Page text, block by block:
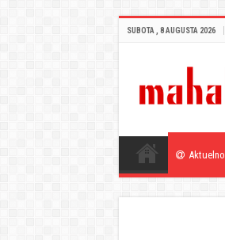
SUBOTA , 8 AUGUSTA 2026
Aktuelno